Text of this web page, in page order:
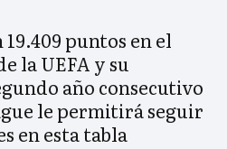
puntos en el
la UEFA y su
año consecutivo
le permitirá seguir
en esta tabla